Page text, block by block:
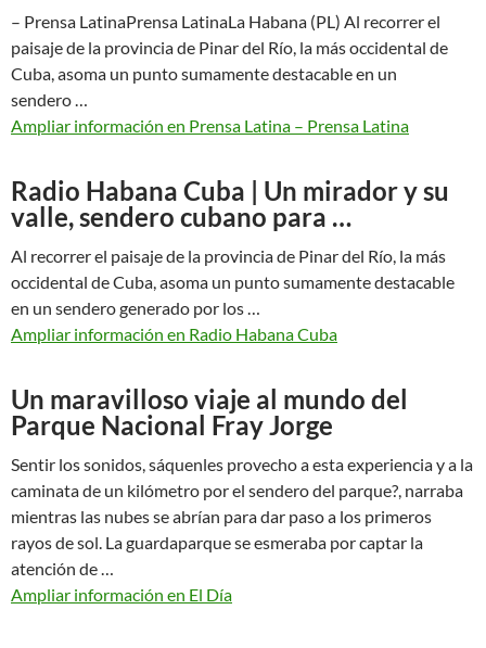
– Prensa LatinaPrensa LatinaLa Habana (PL) Al recorrer el
paisaje de la provincia de Pinar del Río, la más occidental de
Cuba, asoma un punto sumamente destacable en un
sendero …
Ampliar información en Prensa Latina – Prensa Latina
Radio Habana Cuba | Un mirador y su
valle, sendero cubano para …
Al recorrer el paisaje de la provincia de Pinar del Río, la más
occidental de Cuba, asoma un punto sumamente destacable
en un sendero generado por los …
Ampliar información en Radio Habana Cuba
Un maravilloso viaje al mundo del
Parque Nacional Fray Jorge
Sentir los sonidos, sáquenles provecho a esta experiencia y a la
caminata de un kilómetro por el sendero del parque?, narraba
mientras las nubes se abrían para dar paso a los primeros
rayos de sol. La guardaparque se esmeraba por captar la
atención de …
Ampliar información en El Día